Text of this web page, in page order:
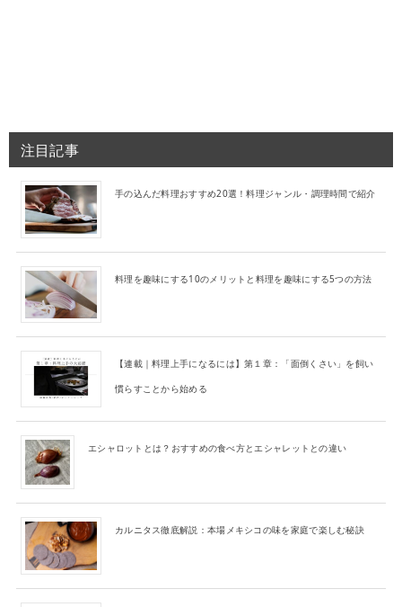
注目記事
手の込んだ料理おすすめ20選！料理ジャンル・調理時間で紹介
料理を趣味にする10のメリットと料理を趣味にする5つの方法
【連載｜料理上手になるには】第１章：「面倒くさい」を飼い
慣らすことから始める
エシャロットとは？おすすめの食べ方とエシャレットとの違い
カルニタス徹底解説：本場メキシコの味を家庭で楽しむ秘訣